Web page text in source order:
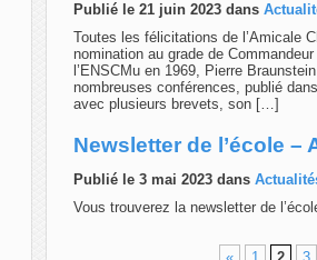
Publié le 21 juin 2023 dans
Toutes les félicitations de l’Amicale
nomination au grade de
l’ENSCMu en 1969, Pierre
nombreuses conférences, publié
avec plusieurs brevets, son […]
Newsletter de l’école –
Publié le 3 mai 2023 dans
Vous trouverez la newsletter de